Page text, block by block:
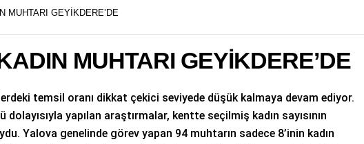
MUHTARI GEYİKDERE’DE
MUHTARI GEYİKDERE’DE
temsil oranı dikkat çekici seviyede düşük kalmaya devam ediyor.
yapılan araştırmalar, kentte seçilmiş kadın sayısının
Yalova genelinde görev yapan 94 muhtarın sadece 8’inin kadın